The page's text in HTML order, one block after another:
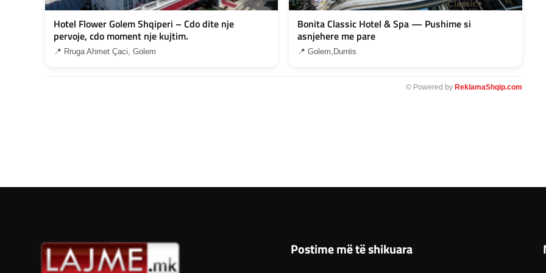
Hotel Flower Golem Shqiperi – Cdo dite nje
pervoje, cdo moment nje kujtim.
📍 Rruga Ahmet Çaci, Golem
Bonita Classic Hotel & Spa — Pushime si
asnjehere me pare
📍 Golem,Durrës
© Powered by ReklamaShqip.com
Postime më të shikuara